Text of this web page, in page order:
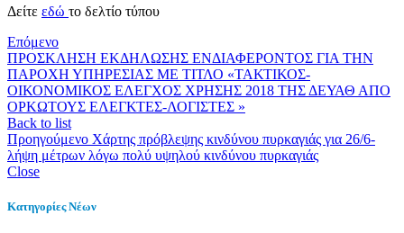
Δείτε εδώ το δελτίο τύπου
Επόμενο
ΠΡΟΣΚΛΗΣΗ ΕΚΔΗΛΩΣΗΣ ΕΝΔΙΑΦΕΡΟΝΤΟΣ ΓΙΑ ΤHΝ
ΠΑΡΟΧΗ ΥΠΗΡΕΣΙΑΣ ΜΕ ΤΙΤΛΟ «ΤΑΚΤΙΚΟΣ-
ΟΙΚΟΝΟΜΙΚΟΣ ΕΛΕΓΧΟΣ ΧΡΗΣΗΣ 2018 ΤΗΣ ΔΕΥΑΘ ΑΠΟ
ΟΡΚΩΤΟΥΣ ΕΛΕΓΚΤΕΣ-ΛΟΓΙΣΤΕΣ »
Back to list
Προηγούμενο Χάρτης πρόβλεψης κινδύνου πυρκαγιάς για 26/6-
λήψη μέτρων λόγω πολύ υψηλού κινδύνου πυρκαγιάς
Close
Κατηγορίες Νέων